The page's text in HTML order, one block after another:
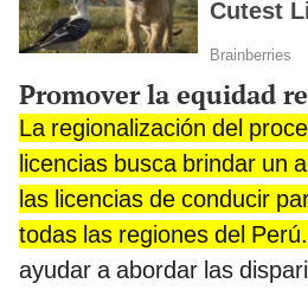
Promover la equidad
La regionalización del
licencias busca brindar un
las licencias de conducir
todas las regiones del Perú.
ayudar a abordar las